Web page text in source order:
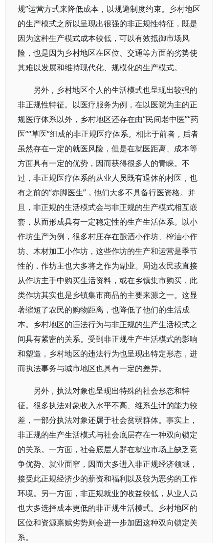
规”运营方式来降低成本，以规避制度约束。乡村地区
的生产模式之所以呈现出很强的非正规性特征，既是
因为这种生产模式成本较低，可以有效抵御市场风
险，也是因为乡村地区在区位、交通等方面的劣势使
其难以发展和维持现代化、规模化的生产模式。
另外，乡村地区个人的生活模式也呈现出较强的
非正规性特征。以医疗服务为例，在以医院为主的正
规医疗体系以外，乡村地区还存在由“民间老中医”“药
医”“草医”组成的非正规医疗体系。相比于前者，后者
虽然存在一定的就医风险，但是在就医距离、成本等
方面具有一定的优势，因而获得很多人的青睐。不
过，非正规医疗体系的从业人员既有退休的村医，也
有之前的“赤脚医生”，他们大多不具备行医资格。并
且，非正规的生活模式会与非正规的生产模式相互嵌
套，从而形成具有一定稳定性的生产生活体系。以小
作坊生产为例，很多村庄存在酿酒小作坊、榨油小作
坊、木材加工小作坊，这些作坊的生产和运营是季节
性的，作坊主也大多将之作为副业。周边农民或直接
从作坊主手中购买生活资料，或在乡镇集市购买，此
类作坊其实也是乡镇集市商品的主要来源之一。这显
著缩短了农民的购物距离，也降低了他们的生活成
本。乡村地区的违法行为与非正规的生产生活模式之
间具有紧密的关系。受到非正规生产生活模式的影响
和塑造，乡村地区的违法行为也呈现出特定形态，进
而执法事务与城市地区也具有一定的差异。
另外，执法对象也呈现出特殊的社会形态和特
征。很多执法对象收入水平不高、维系生计的能力较
差，一部分执法对象还属于社会贫弱群体。事实上，
非正规的生产生活模式与社会底层存在一种双向锁定
的关系。一方面，社会底层人群在就业市场上缺乏竞
争优势、就业面窄，因而大多进入非正规经济领域，
接受此正规经济少的薪资和福利以及较为恶劣的工作
环境。另一方面，非正规就业的收益较低，从业人员
也大多选择成本更低的非正规生活模式。乡村地区的
区位和资源禀赋劣势则会进一步加固这种双向锁定关
系。